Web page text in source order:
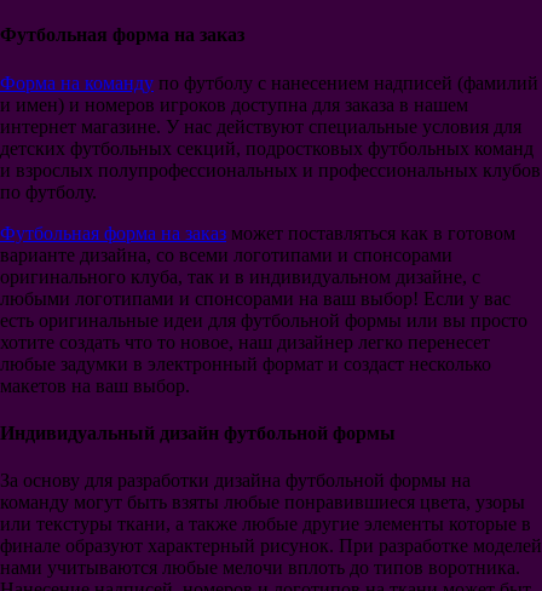
Сборная Англии
Сборная Голландии
Сборная Аргентины
Сборная Бразилии
Сборная Германии
Сборная Португалии
Сборная Турции
Сборная Уругвая
Сборная Колумбии
Сборная Мексики
Сборная Польши
Сборная Дании
Сборная Уэльса
Новая форма
Мячи
Футбольная форма на заказ
Форма на команду по футболу с нанесением надписей (фамилий
и имен) и номеров игроков доступна для заказа в нашем
интернет магазине. У нас действуют специальные условия для
детских футбольных секций, подростковых футбольных команд
и взрослых полупрофессиональных и профессиональных клубов
по футболу.
Футбольная форма на заказ может поставляться как в готовом
варианте дизайна, со всеми логотипами и спонсорами
оригинального клуба, так и в индивидуальном дизайне, с
любыми логотипами и спонсорами на ваш выбор! Если у вас
есть оригинальные идеи для футбольной формы или вы просто
хотите создать что то новое, наш дизайнер легко перенесет
любые задумки в электронный формат и создаст несколько
макетов на ваш выбор.
Индивидуальный дизайн футбольной формы
За основу для разработки дизайна футбольной формы на
команду могут быть взяты любые понравившиеся цвета, узоры
или текстуры ткани, а также любые другие элементы которые в
финале образуют характерный рисунок. При разработке моделей
нами учитываются любые мелочи вплоть до типов воротника.